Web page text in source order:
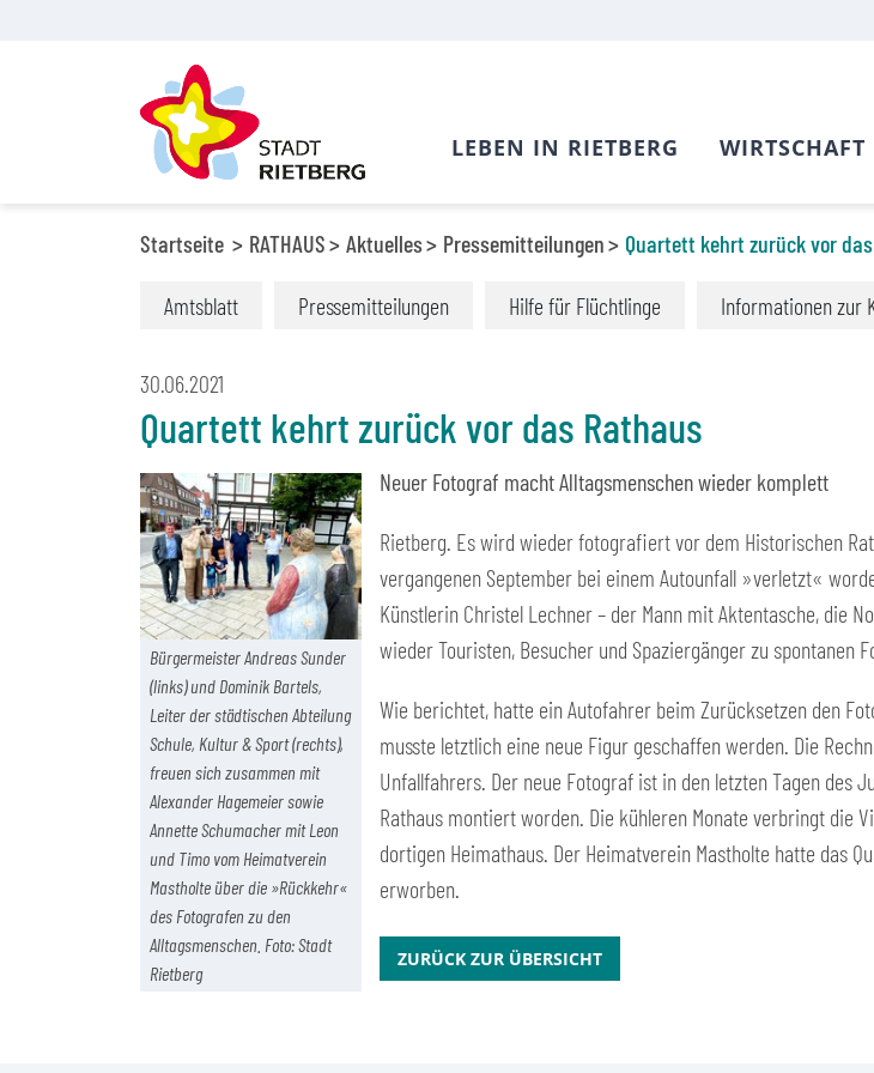
Startseite RATHAUS Aktuelles Pressemitteilungen Quartett kehrt zurück vor
Amtsblatt Pressemitteilungen Hilfe für Flüchtlinge Informationen zur
30.06.2021
Quartett kehrt zurück vor das Rathaus
Bürgermeister Andreas Sunder
(links) und Dominik Bartels,
Leiter der städtischen Abteilung
Schule, Kultur & Sport (rechts),
freuen sich zusammen mit
Alexander Hagemeier sowie
Annette Schumacher mit Leon
und Timo vom Heimatverein
Mastholte über die »Rückkehr«
des Fotografen zu den
Alltagsmenschen. Foto: Stadt
Rietberg
Neuer Fotograf macht Alltagsmenschen wieder komplett
Rietberg. Es wird wieder fotografiert vor dem Historischen
vergangenen September bei einem Autounfall »verletzt«
Künstlerin Christel Lechner – der Mann mit Aktentasche, die
wieder Touristen, Besucher und Spaziergänger zu spontanen
Wie berichtet, hatte ein Autofahrer beim Zurücksetzen den
musste letztlich eine neue Figur geschaffen werden. Die
Unfallfahrers. Der neue Fotograf ist in den letzten Tagen des
Rathaus montiert worden. Die kühleren Monate verbringt die
dortigen Heimathaus. Der Heimatverein Mastholte hatte das
erworben.
ZURÜCK ZUR ÜBERSICHT
LEBEN IN RIETBERG WIRTSCHAFT